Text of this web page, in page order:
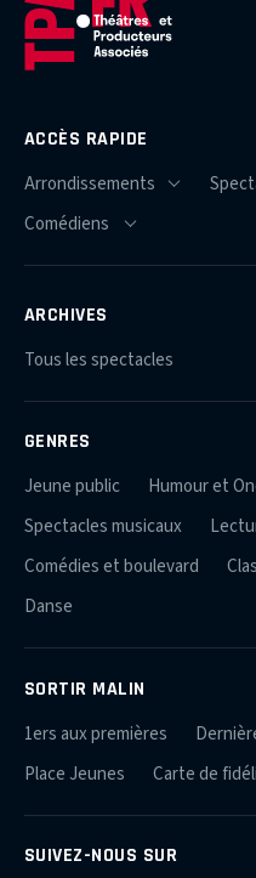
ACCÈS RAPIDE
ARCHIVES
Tous les spectacles
GENRES
Jeune public
Humour et
Spectacles musicaux
Comédies et boulevard
Danse
SORTIR MALIN
1ers aux premières
Place Jeunes
Carte de
SUIVEZ-NOUS SUR